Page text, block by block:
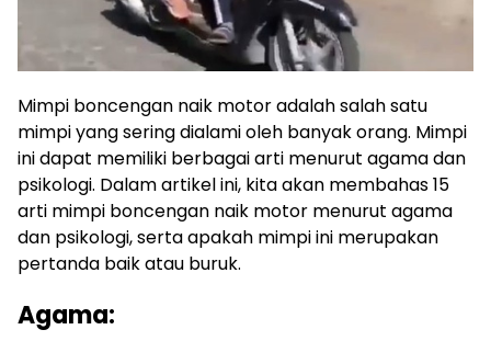
Mimpi boncengan naik motor adalah salah satu
mimpi yang sering dialami oleh banyak orang. Mimpi
ini dapat memiliki berbagai arti menurut agama dan
psikologi. Dalam artikel ini, kita akan membahas 15
arti mimpi boncengan naik motor menurut agama
dan psikologi, serta apakah mimpi ini merupakan
pertanda baik atau buruk.
Agama: